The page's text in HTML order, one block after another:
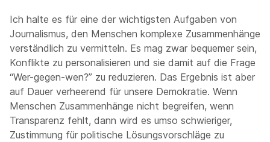
Ich halte es für eine der wichtigsten Aufgaben von
Journalismus, den Menschen komplexe Zusammenhänge
verständlich zu vermitteln. Es mag zwar bequemer sein,
Konflikte zu personalisieren und sie damit auf die Frage
“Wer-gegen-wen?” zu reduzieren. Das Ergebnis ist aber
auf Dauer verheerend für unsere Demokratie. Wenn
Menschen Zusammenhänge nicht begreifen, wenn
Transparenz fehlt, dann wird es umso schwieriger,
Zustimmung für politische Lösungsvorschläge zu